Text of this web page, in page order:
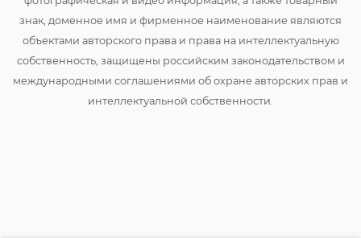
знак, доменное имя и фирменное наименование являются
объектами авторского права и права на интеллектуальную
собственность, защищены российским законодательством и
международными соглашениями об охране авторских прав и
интеллектуальной собственности.